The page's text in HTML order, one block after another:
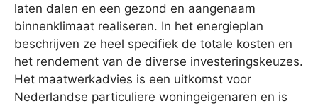
laten dalen en een gezond en aangenaam
binnenklimaat realiseren. In het energieplan
beschrijven ze heel specifiek de totale kosten en
het rendement van de diverse investeringskeuzes.
Het maatwerkadvies is een uitkomst voor
Nederlandse particuliere woningeigenaren en is